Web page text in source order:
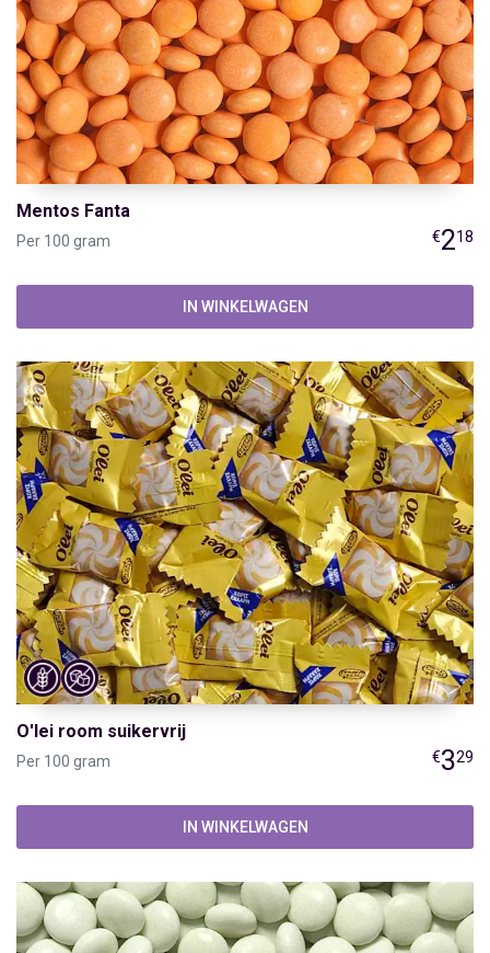
Mentos Fanta
Per 100 gram €218
IN WINKELWAGEN
O'lei room suikervrij
Per 100 gram €329
IN WINKELWAGEN